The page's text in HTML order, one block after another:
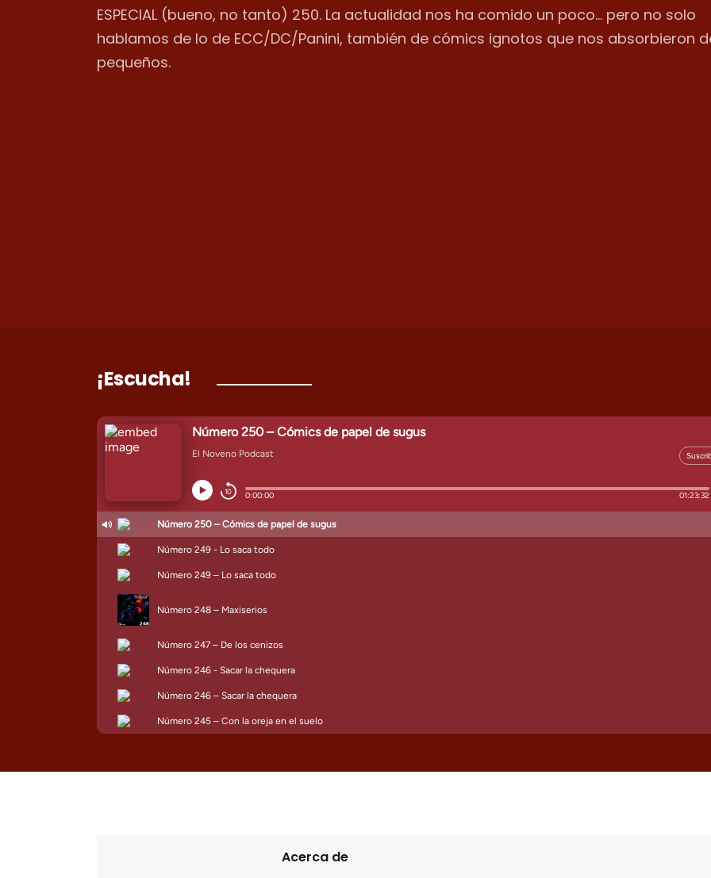
ESPECIAL (bueno, no tanto) 250. La actualidad nos ha comido un poco... pero no solo
hablamos de lo de ECC/DC/Panini, también de cómics ignotos que nos absorbieron
pequeños.
¡Escucha!
Acerca de